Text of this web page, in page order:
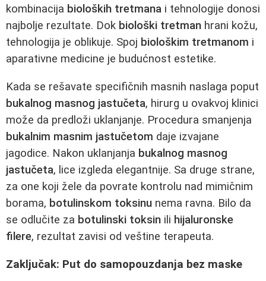
kombinacija bioloških tretmana i tehnologije donosi
najbolje rezultate. Dok biološki tretman hrani kožu,
tehnologija je oblikuje. Spoj biološkim tretmanom i
aparativne medicine je budućnost estetike.
Kada se rešavate specifičnih masnih naslaga poput
bukalnog masnog jastučeta, hirurg u ovakvoj klinici
može da predloži uklanjanje. Procedura smanjenja
bukalnim masnim jastučetom daje izvajane
jagodice. Nakon uklanjanja bukalnog masnog
jastučeta, lice izgleda elegantnije. Sa druge strane,
za one koji žele da povrate kontrolu nad mimičnim
borama, botulinskom toksinu nema ravna. Bilo da
se odlučite za botulinski toksin ili hijaluronske
filere, rezultat zavisi od veštine terapeuta.
Zaključak: Put do samopouzdanja bez maske